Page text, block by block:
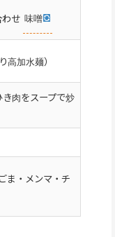
せ 味噌
高加水麺）
肉をスープで炒
ま・メンマ・チ